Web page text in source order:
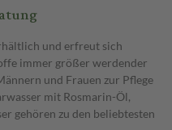
und erfreut sich
immer größer werdender
und Frauen zur Pflege
mit Rosmarin-Öl,
gehören zu den beliebtesten